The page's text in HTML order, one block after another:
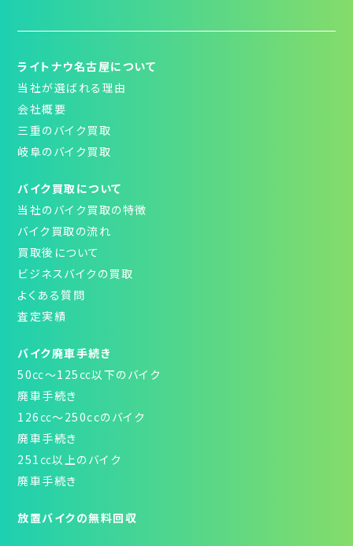
ライトナウ名古屋について
当社が選ばれる理由
会社概要
三重のバイク買取
岐阜のバイク買取
バイク買取について
当社のバイク買取の特徴
バイク買取の流れ
買取後について
ビジネスバイクの買取
よくある質問
査定実績
バイク廃車手続き
50㏄～125㏄以下のバイク
廃車手続き
126㏄～250ccのバイク
廃車手続き
251㏄以上のバイク
廃車手続き
放置バイクの無料回収